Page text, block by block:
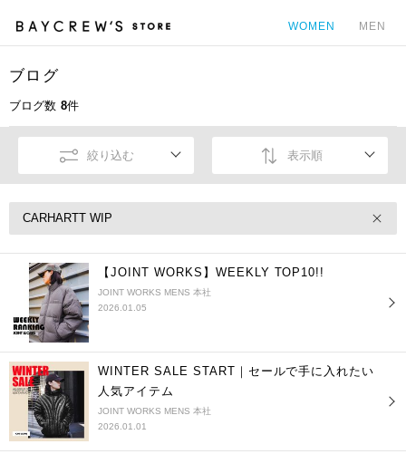
WOMEN MEN
ブログ
ブログ数 8件
絞り込む 表示順
CARHARTT WIP
【JOINT WORKS】WEEKLY TOP10!!
JOINT WORKS MENS 本社
2026.01.05
WINTER SALE START｜セールで手に入れたい
人気アイテム
JOINT WORKS MENS 本社
2026.01.01